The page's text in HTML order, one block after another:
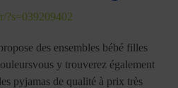
?s=039209402
des ensembles bébé filles
y trouverez également
pyjamas de qualité à prix très